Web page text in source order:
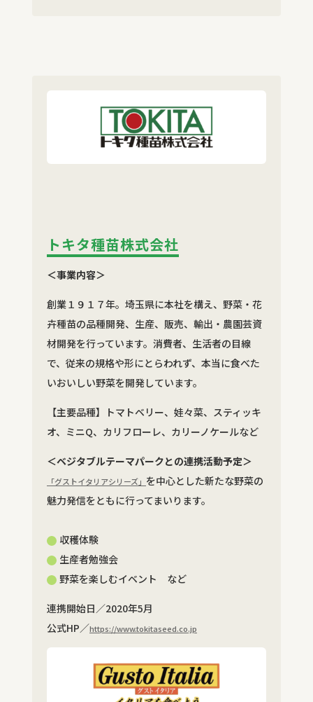
トキタ種苗株式会社
＜事業内容＞
創業１９１７年。埼玉県に本社を構え、野菜・花
卉種苗の品種開発、生産、販売、輸出・農園芸資
材開発を行っています。消費者、生活者の目線
で、従来の規格や形にとらわれず、本当に食べた
いおいしい野菜を開発しています。
【主要品種】トマトベリー、娃々菜、スティッキ
オ、ミニQ、カリフローレ、カリーノケールなど
＜ベジタブルテーマパークとの連携活動予定＞
「グストイタリアシリーズ」 を中心とした新たな野菜の
魅力発信をともに行ってまいります。
収穫体験
生産者勉強会
野菜を楽しむイベント など
連携開始日／2020年5月
公式HP／https://www.tokitaseed.co.jp